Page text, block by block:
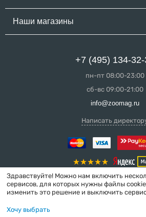
Наши магазины
+7 (495) 134-32-
пн-пт 08:00-23:00
сб-вс 09:00-21:00
info@zoomag.ru
Написать
Интернет-магазин сделан в
Здравствуйте! Можно нам включить
сервисов, для которых нужны файлы
изменить это решение и выключить
Хочу выбрать